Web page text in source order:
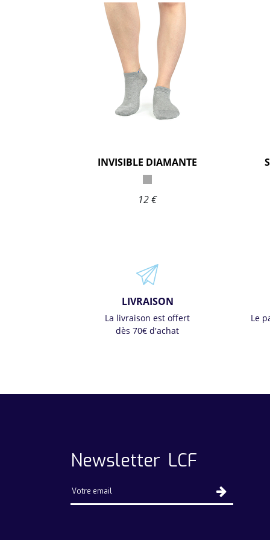
INVISIBLE DIAMANTE
12 €
LIVRAISON
La livraison est offert
dès 70€ d'achat
Le
Newsletter LCF